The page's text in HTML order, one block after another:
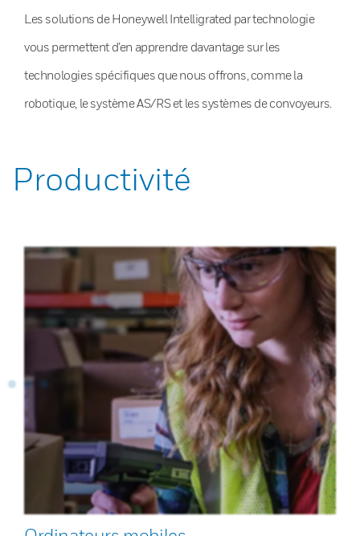
Les solutions de Honeywell Intelligrated par technologie
vous permettent d’en apprendre davantage sur les
technologies spécifiques que nous offrons, comme la
robotique, le système AS/RS et les systèmes de convoyeurs.
Productivité